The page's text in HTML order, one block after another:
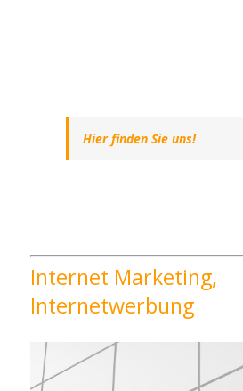
Hier finden Sie uns!
Internet Marketing,
Internetwerbung